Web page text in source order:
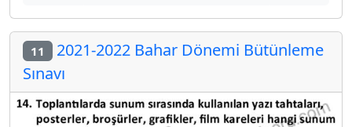
11 2021-2022 Bahar Dönemi Bütünleme
Sınavı